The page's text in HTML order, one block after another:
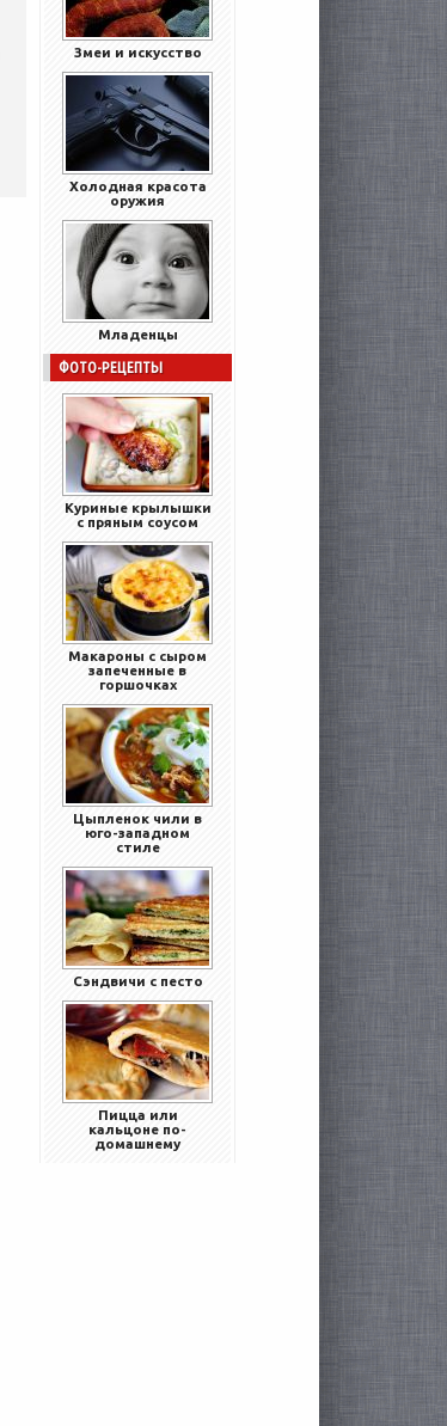
Змеи и искусство
Холодная красота
оружия
Младенцы
ФОТО-РЕЦЕПТЫ
Куриные крылышки
с пряным соусом
Макароны с сыром
запеченные в
горшочках
Цыпленок чили в
юго-западном
стиле
Сэндвичи с песто
Пицца или
кальцоне по-
домашнему